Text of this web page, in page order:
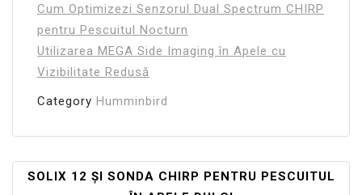
Cum Optimizezi Senzorul Dual Spectrum CHIRP
pentru Pescuitul Nocturn
Utilizarea MEGA Side Imaging în Apele cu
Vizibilitate Redusă
Category Humminbird
Navigare
SOLIX 12 ȘI SONDA CHIRP PENTRU PESCUITUL